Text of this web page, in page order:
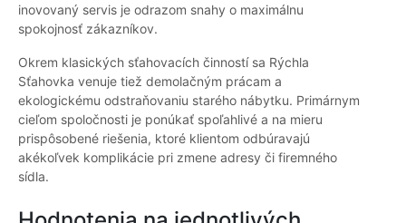
inovovaný servis je odrazom snahy o maximálnu
spokojnosť zákazníkov.
Okrem klasických sťahovacích činností sa Rýchla
Sťahovka venuje tiež demolačným prácam a
ekologickému odstraňovaniu starého nábytku. Primárnym
cieľom spoločnosti je ponúkať spoľahlivé a na mieru
prispôsobené riešenia, ktoré klientom odbúravajú
akékoľvek komplikácie pri zmene adresy či firemného
sídla.